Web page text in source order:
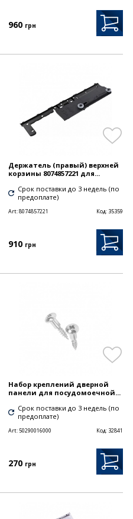
960 грн
Держатель (правый) верхней
корзины 8074857221 для...
Срок поставки до 3 недель (по
предоплате)
Art:8074857221 Код: 35359
910 грн
Набор креплений дверной
панели для посудомоечной...
Срок поставки до 3 недель (по
предоплате)
Art:50290016000 Код: 32841
270 грн